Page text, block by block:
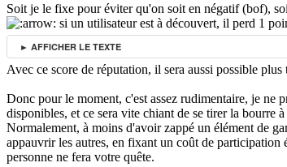
Soit je le fixe pour éviter qu'on soit en négatif (bof),
si un utilisateur est à découvert, il perd 1
► AFFICHER LE TEXTE
Avec ce score de réputation, il sera aussi possible plus
Donc pour le moment, c'est assez rudimentaire, je ne
disponibles, et ce sera vite chiant de se tirer la bourre
Normalement, à moins d'avoir zappé un élément de
appauvrir les autres, en fixant un coût de participation
personne ne fera votre quête.